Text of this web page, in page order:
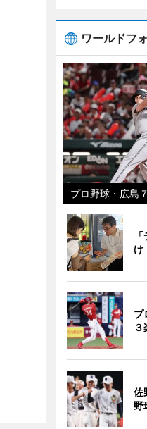
ワールドフ
プロ野球・広島
け
プ
３
佐
野